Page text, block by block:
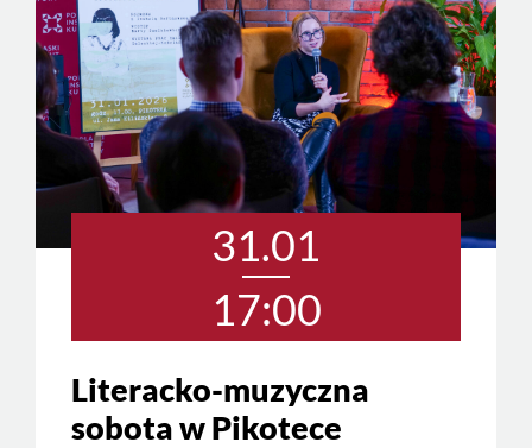
31.01
17:00
Literacko-muzyczna
sobota w Pikotece